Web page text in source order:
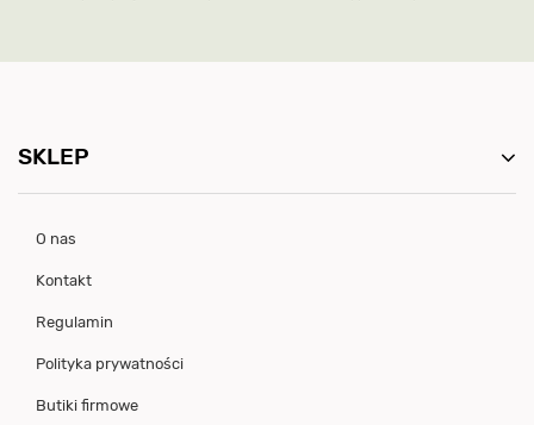
SKLEP
O nas
Kontakt
Regulamin
Polityka prywatności
Butiki firmowe